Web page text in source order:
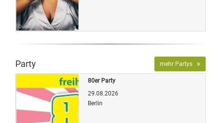
Quelle: Veranstalter
Party mehr Partys
80er Party
29.08.2026
Berlin